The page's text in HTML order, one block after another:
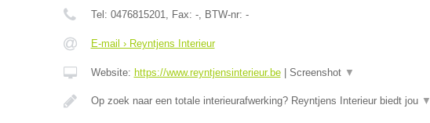
Tel: 0476815201, Fax: -, BTW-nr: -
E-mail › Reyntjens Interieur
Website: https://www.reyntjensinterieur.be| Screenshot ▼
Op zoek naar een totale interieurafwerking? Reyntjens Interieur biedt jou ▼